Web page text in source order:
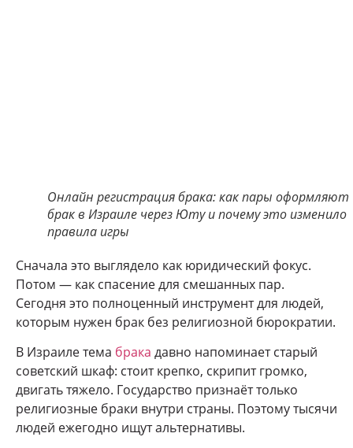
Онлайн регистрация брака: как пары оформляют
брак в Израиле через Юту и почему это изменило
правила игры
Сначала это выглядело как юридический фокус.
Потом — как спасение для смешанных пар.
Сегодня это полноценный инструмент для людей,
которым нужен брак без религиозной бюрократии.
В Израиле тема брака давно напоминает старый
советский шкаф: стоит крепко, скрипит громко,
двигать тяжело. Государство признаёт только
религиозные браки внутри страны. Поэтому тысячи
людей ежегодно ищут альтернативы.